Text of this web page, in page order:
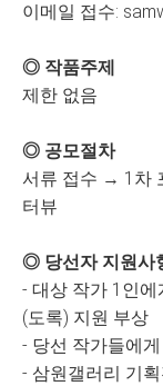
이메일 접수:
◎ 작품주제
제한 없음
◎ 공모절차
서류 접수 → 1차
터뷰
◎ 당선자 지원사
- 대상 작가 1인
(도록) 지원 부상
- 당선 작가들에
- 삼원갤러리 기